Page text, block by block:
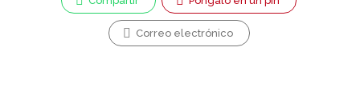
Correo electrónico